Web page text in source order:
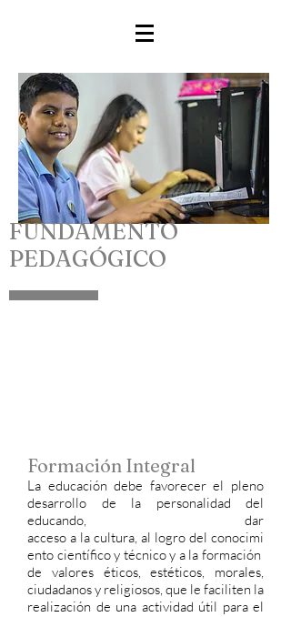
OUR SERMONS
FUNDAMENTO
PEDAGÓGICO
Formación Integral
La educación debe favorecer el pleno
desarrollo de la personalidad del
educando, dar
acceso a la cultura, al logro del conocimi
ento científico y técnico y a la formación
de valores éticos, estéticos, morales,
ciudadanos y religiosos, que le faciliten la
realización de una actividad útil para el